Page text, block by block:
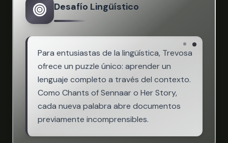
Desafío Lingüístico
Para entusiastas de la lingüística, Trevosa
ofrece un puzzle único: aprender un
lenguaje completo a través del contexto.
Como Chants of Sennaar o Her Story,
cada nueva palabra abre documentos
previamente incomprensibles.